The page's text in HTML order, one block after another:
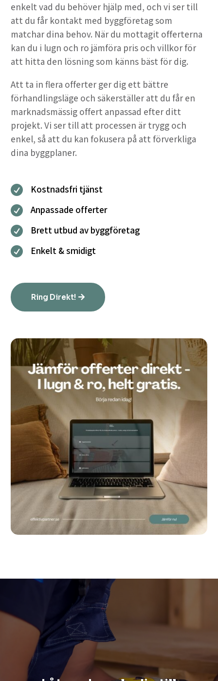
enkelt vad du behöver hjälp med, och vi ser till
att du får kontakt med byggföretag som
matchar dina behov. När du mottagit offerterna
kan du i lugn och ro jämföra pris och villkor för
att hitta den lösning som känns bäst för dig.
Att ta in flera offerter ger dig ett bättre
förhandlingsläge och säkerställer att du får en
marknadsmässig offert anpassad efter ditt
projekt. Vi ser till att processen är trygg och
enkel, så att du kan fokusera på att förverkliga
dina byggplaner.
 Kostnadsfri tjänst
 Anpassade offerter
 Brett utbud av byggföretag
 Enkelt & smidigt
Ring Direkt!